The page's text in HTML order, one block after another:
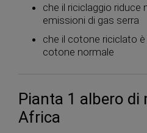
che il riciclaggio riduce
emissioni di gas serra
che il cotone riciclato
cotone normale
Pianta 1 albero di
Africa